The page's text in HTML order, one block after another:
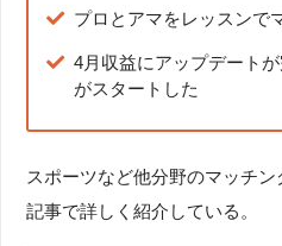
プロとアマをレッスンで
4月収益にアップデート
がスタートした
スポーツなど他分野のマッチ
記事で詳しく紹介している。